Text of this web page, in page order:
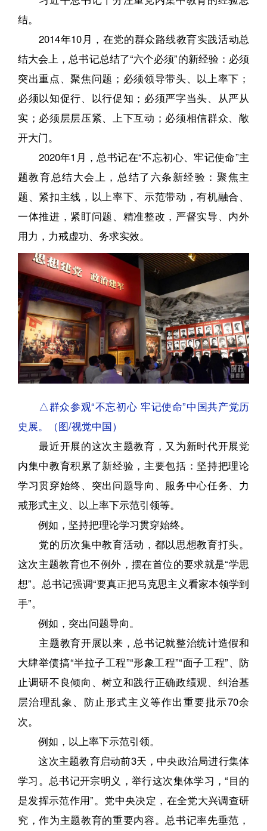
结。
2014年10月，在党的群众路线教育实践活动总
结大会上，总书记总结了“六个必须”的新经验：必须
突出重点、聚焦问题；必须领导带头、以上率下；
必须以知促行、以行促知；必须严字当头、从严从
实；必须层层压紧、上下互动；必须相信群众、敞
开大门。
2020年1月，总书记在“不忘初心、牢记使命”主
题教育总结大会上，总结了六条新经验：聚焦主
题、紧扣主线，以上率下、示范带动，有机融合、
一体推进，紧盯问题、精准整改，严督实导、内外
用力，力戒虚功、务求实效。
△群众参观“不忘初心 牢记使命”中国共产党历
史展。（图/视觉中国）
最近开展的这次主题教育，又为新时代开展党
内集中教育积累了新经验，主要包括：坚持把理论
学习贯穿始终、突出问题导向、服务中心任务、力
戒形式主义、以上率下示范引领等。
例如，坚持把理论学习贯穿始终。
党的历次集中教育活动，都以思想教育打头。
这次主题教育也不例外，摆在首位的要求就是“学思
想”。总书记强调“要真正把马克思主义看家本领学到
手”。
例如，突出问题导向。
主题教育开展以来，总书记就整治统计造假和
大肆举债搞“半拉子工程”“形象工程”“面子工程”、防
止调研不良倾向、树立和践行正确政绩观、纠治基
层治理乱象、防止形式主义等作出重要批示70余
次。
例如，以上率下示范引领。
这次主题教育启动前3天，中央政治局进行集体
学习。总书记开宗明义，举行这次集体学习，“目的
是发挥示范作用”。党中央决定，在全党大兴调查研
究，作为主题教育的重要内容。总书记率先垂范，